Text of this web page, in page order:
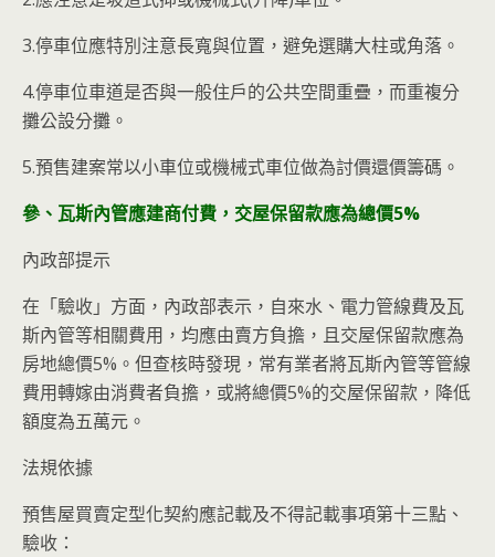
3.停車位應特別注意長寬與位置，避免選購大柱或角落。
4.停車位車道是否與一般住戶的公共空間重疊，而重複分
攤公設分攤。
5.預售建案常以小車位或機械式車位做為討價還價籌碼。
參、瓦斯內管應建商付費，交屋保留款應為總價5%
內政部提示
在「驗收」方面，內政部表示，自來水、電力管線費及瓦
斯內管等相關費用，均應由賣方負擔，且交屋保留款應為
房地總價5%。但查核時發現，常有業者將瓦斯內管等管線
費用轉嫁由消費者負擔，或將總價5%的交屋保留款，降低
額度為五萬元。
法規依據
預售屋買賣定型化契約應記載及不得記載事項第十三點、
驗收：